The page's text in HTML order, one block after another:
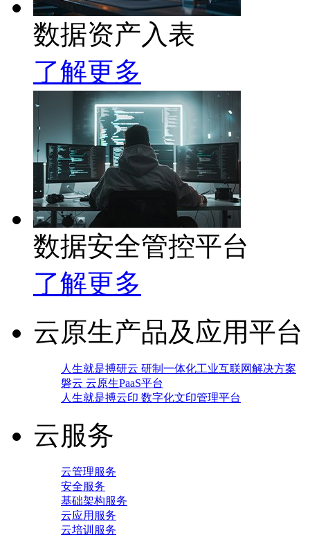
数据资产入表
了解更多
数据安全管控平台
了解更多
云原生产品及应用平台
人生就是搏研云 研制一体化工业互联网解决方案
磐云 云原生PaaS平台
人生就是搏云印 数字化文印管理平台
云服务
云管理服务
安全服务
基础架构服务
云应用服务
云培训服务